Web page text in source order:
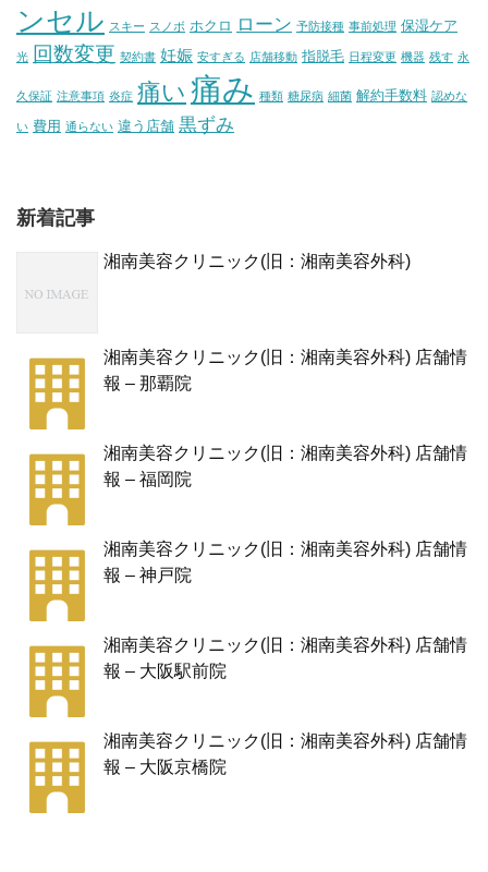
ンセル スキー スノボ ホクロ ローン 予防接種 事前処理 保湿ケア
光 回数変更 契約書 妊娠 安すぎる 店舗移動 指脱毛 日程変更 機器 残す 永
久保証 注意事項 炎症 痛い 痛み 種類 糖尿病 細菌 解約手数料 認めな
い 費用 通らない 違う店舗 黒ずみ
新着記事
湘南美容クリニック(旧：湘南美容外科)
湘南美容クリニック(旧：湘南美容外科) 店舗情
報 – 那覇院
湘南美容クリニック(旧：湘南美容外科) 店舗情
報 – 福岡院
湘南美容クリニック(旧：湘南美容外科) 店舗情
報 – 神戸院
湘南美容クリニック(旧：湘南美容外科) 店舗情
報 – 大阪駅前院
湘南美容クリニック(旧：湘南美容外科) 店舗情
報 – 大阪京橋院